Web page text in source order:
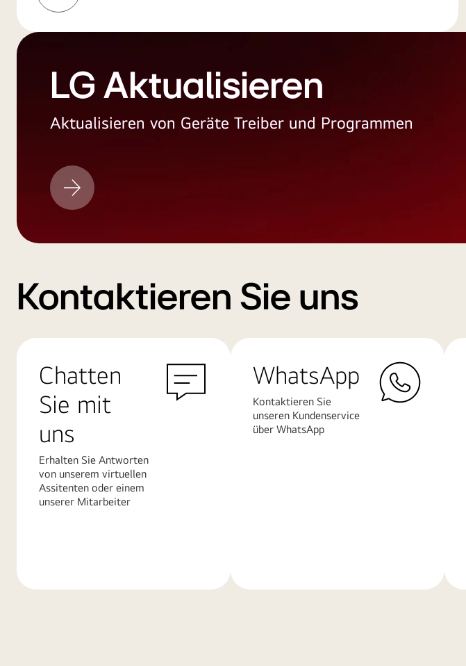
LG Aktualisieren
Aktualisieren von Geräte Treiber und Programmen
LG
Aktualisieren
Kontaktieren Sie uns
Chatten
Sie mit
uns
Erhalten Sie Antworten
von unserem virtuellen
Assitenten oder einem
unserer Mitarbeiter
WhatsApp
Kontaktieren Sie
unseren Kundenservice
über WhatsApp